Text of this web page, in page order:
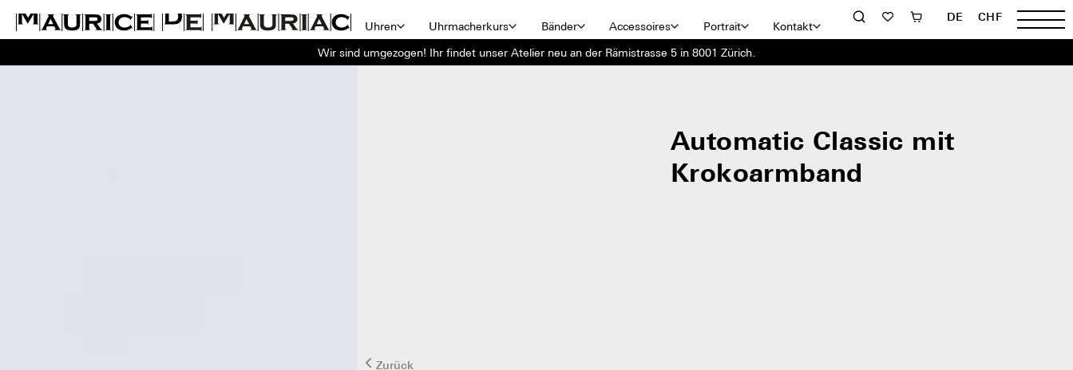
Uhren Uhrmacherkurs Bänder Accessoires Portrait Kontakt
DE CHF
Wir sind umgezogen! Ihr findet unser Atelier neu an der Rämistrasse 5 in 8001 Zürich.
Zurück
Automatic Classic mit
Krokoarmband